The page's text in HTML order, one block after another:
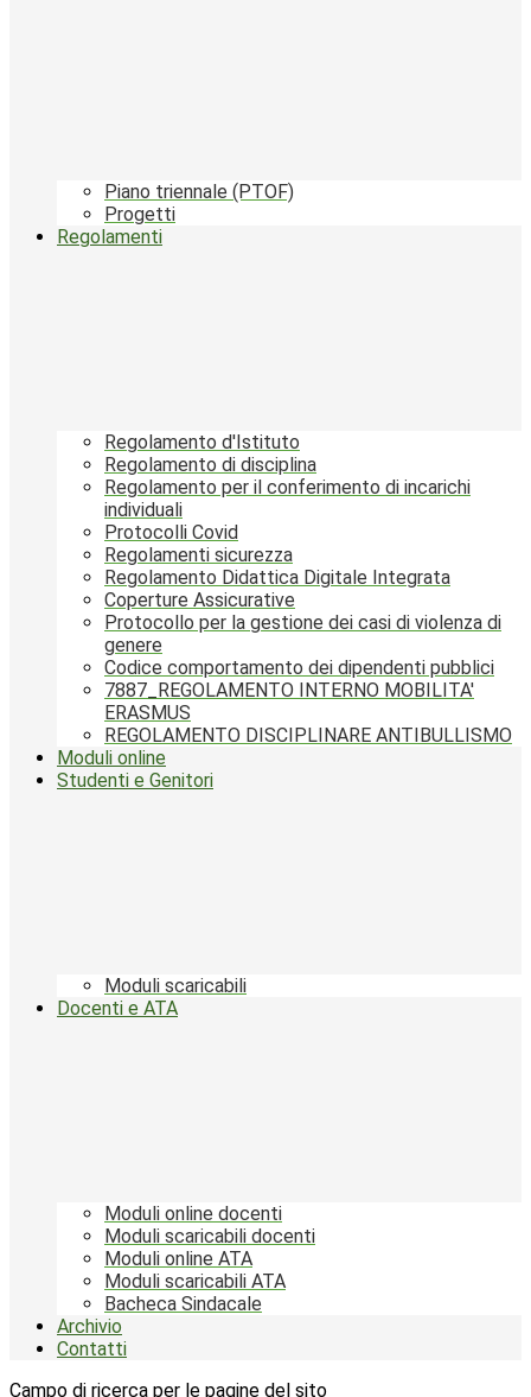
Piano triennale (PTOF)
Progetti
Regolamenti
Regolamento d'Istituto
Regolamento di disciplina
Regolamento per il conferimento di incarichi
individuali
Protocolli Covid
Regolamenti sicurezza
Regolamento Didattica Digitale Integrata
Coperture Assicurative
Protocollo per la gestione dei casi di violenza di
genere
Codice comportamento dei dipendenti pubblici
7887_REGOLAMENTO INTERNO MOBILITA'
ERASMUS
REGOLAMENTO DISCIPLINARE ANTIBULLISMO
Moduli online
Studenti e Genitori
Moduli scaricabili
Docenti e ATA
Moduli online docenti
Moduli scaricabili docenti
Moduli online ATA
Moduli scaricabili ATA
Bacheca Sindacale
Archivio
Contatti
Campo di ricerca per le pagine del sito